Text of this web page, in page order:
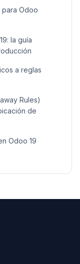
para Odoo
la guía
a reglas
Rules)
de
Odoo 19